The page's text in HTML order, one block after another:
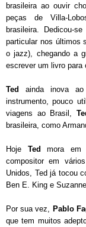
brasileira ao ouvir
peças de Villa-
brasileira. Dedicou-
particular nos últimos
o jazz), chegando a
escrever um livro para
Ted ainda inova
instrumento, pouco
viagens ao Brasil,
brasileira, como
Hoje Ted mora em
compositor em
Unidos, Ted já tocou
Ben E. King e
Por sua vez, Pablo
que tem muitos